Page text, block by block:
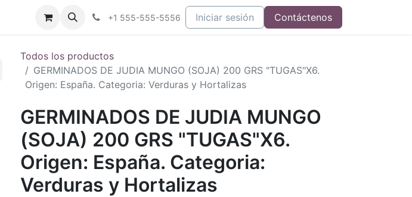
Blog Contáctenos
+1 555-555-5556 Iniciar sesión Contáctenos
Todos los productos
GERMINADOS DE JUDIA MUNGO (SOJA) 200 GRS "TUGAS"X6.
Origen: España. Categoria: Verduras y Hortalizas
GERMINADOS DE JUDIA MUNGO
(SOJA) 200 GRS "TUGAS"X6.
Origen: España. Categoria:
Verduras y Hortalizas